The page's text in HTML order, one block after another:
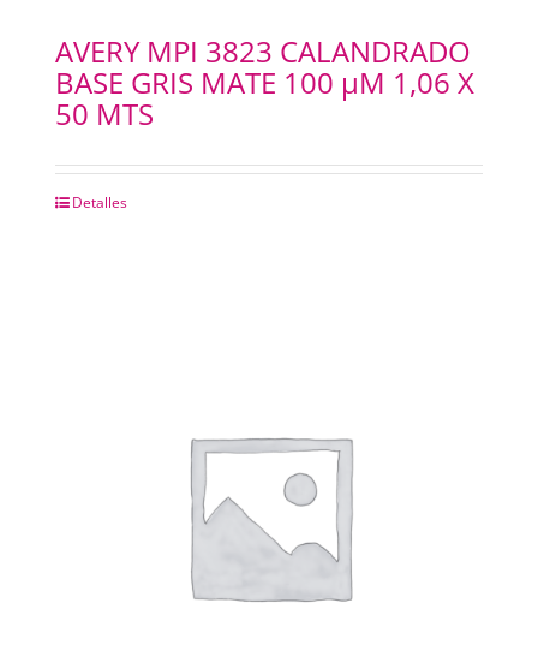
AVERY MPI 3823 CALANDRADO
BASE GRIS MATE 100 µM 1,06 X
50 MTS
Detalles